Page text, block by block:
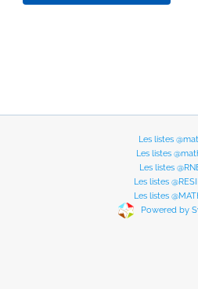
Les listes
Les listes
Les listes
Les listes
Les listes
Powered by